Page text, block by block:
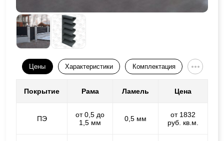
Цены Характеристики Комплектация
Покрытие Рама Ламель Цена
ПЭ
от 0,5 до
1,5 мм
0,5 мм
от 1832
руб. кв.м.